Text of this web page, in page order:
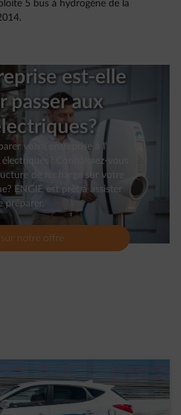
5 bus à hydrogène de la
est-elle
passer aux
votre entreprise à l'
Connaissez-vous
de recharge sur votre
ENGIE est prêt à assister
préparer.
sur notre offre